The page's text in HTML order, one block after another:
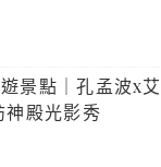
景點｜孔孟波x
神殿光影秀